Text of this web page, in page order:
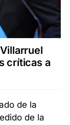
críticas a